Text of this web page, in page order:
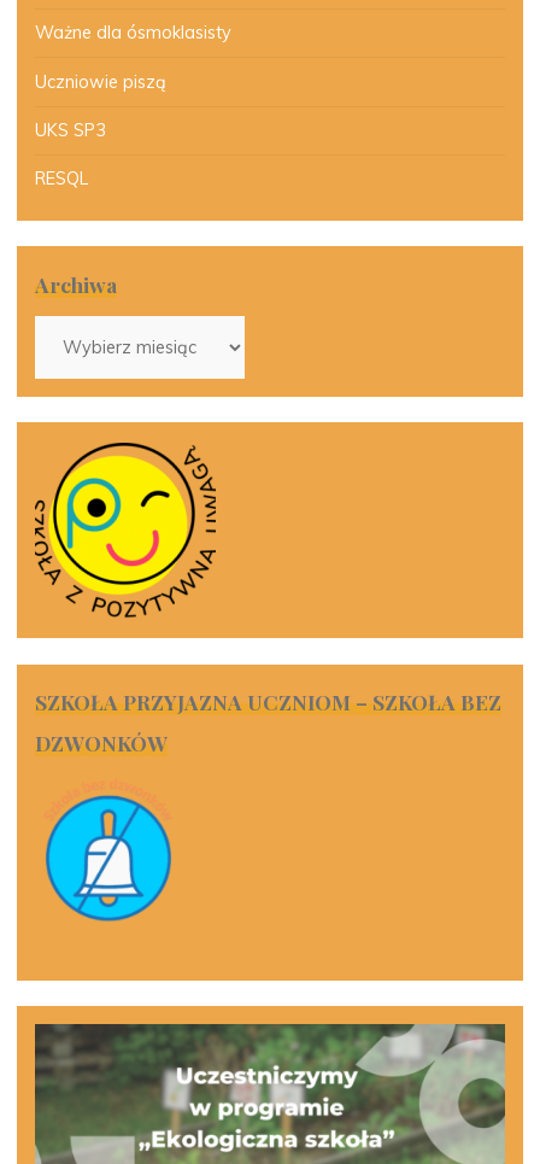
Ważne dla ósmoklasisty
Uczniowie piszą
UKS SP3
RESQL
Archiwa
SZKOŁA PRZYJAZNA UCZNIOM – SZKOŁA BEZ
DZWONKÓW